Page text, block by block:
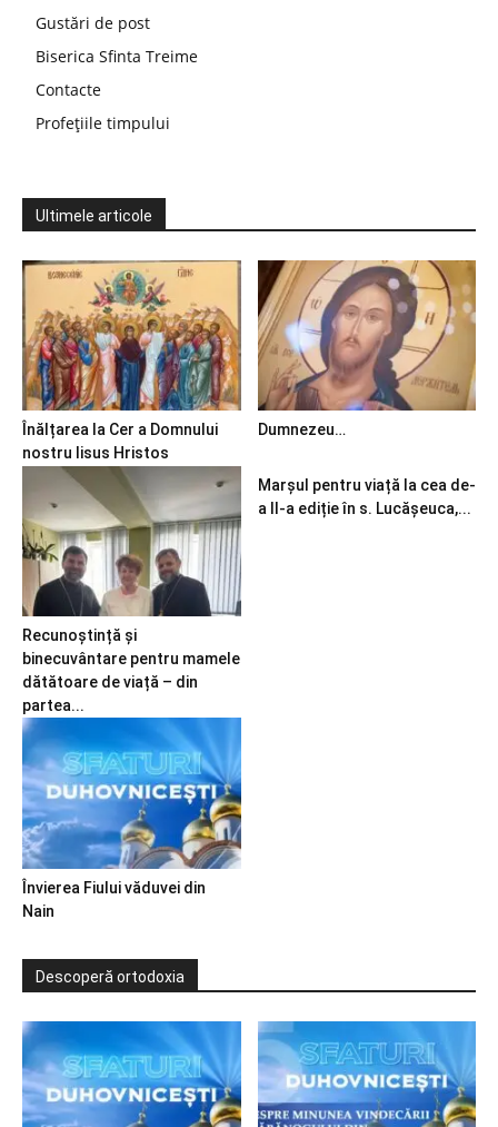
Gustări de post
Biserica Sfinta Treime
Contacte
Profețiile timpului
Ultimele articole
Înălțarea la Cer a Domnului
nostru Iisus Hristos
Dumnezeu…
Recunoștință și
binecuvântare pentru mamele
dătătoare de viață – din
partea...
Marșul pentru viață la cea de-
a II-a ediție în s. Lucășeuca,...
Învierea Fiului văduvei din
Nain
Descoperă ortodoxia